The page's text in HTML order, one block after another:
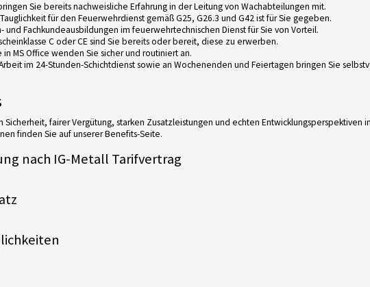
Sie bereits nachweisliche Erfahrung in der Leitung von Wachabteilungen mit.
für den Feuerwehrdienst gemäß G25, G26.3 und G42 ist für Sie gegeben.
und Fachkundeausbildungen im feuerwehrtechnischen Dienst für Sie von Vorteil.
C oder CE sind Sie bereits oder bereit, diese zu erwerben.
in MS Office wenden Sie sicher und routiniert an.
im 24-Stunden-Schichtdienst sowie an Wochenenden und Feiertagen bringen Sie
Sicherheit, fairer Vergütung, starken Zusatzleistungen und echten Entwicklungsperspektiven
finden Sie auf unserer Benefits-Seite.
nach IG-Metall Tarifvertrag